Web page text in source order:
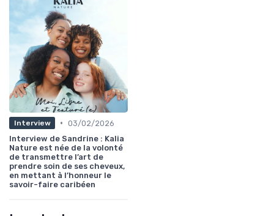
Interview • 03/02/2026
Interview de Sandrine : Kalia
Nature est née de la volonté
de transmettre l’art de
prendre soin de ses cheveux,
en mettant à l’honneur le
savoir-faire caribéen